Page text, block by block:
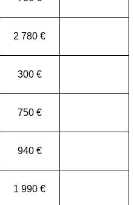
2 780 €
300 €
750 €
940 €
1 990 €